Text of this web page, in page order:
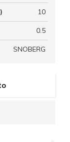
10
0.5
SNOBERG